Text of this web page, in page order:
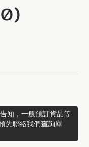
知，一般預訂貨品等
先聯絡我們查詢庫